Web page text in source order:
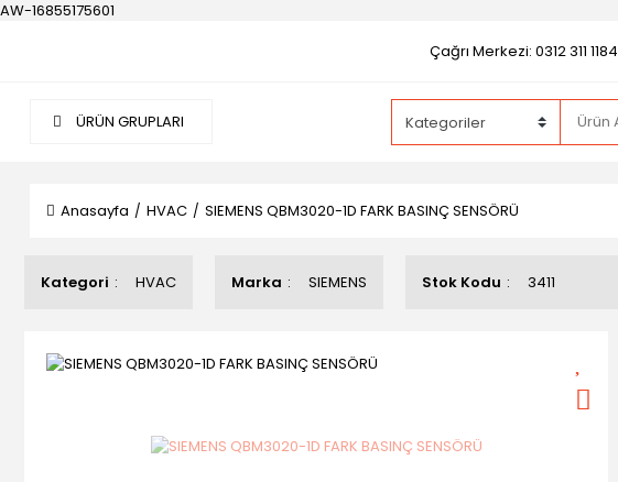
AW-16855175601
Çağrı Merkezi: 0312 311 1184
ÜRÜN GRUPLARI
Anasayfa HVAC SIEMENS QBM3020-1D FARK BASINÇ SENSÖRÜ
Kategori HVAC Marka SIEMENS Stok Kodu 3411